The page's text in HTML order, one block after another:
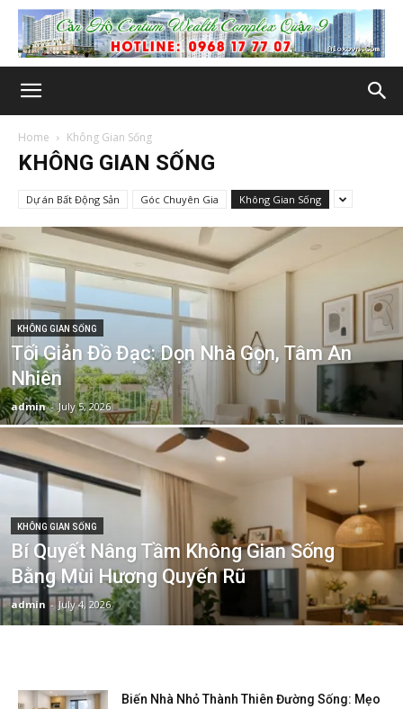
Home Không Gian Sống
KHÔNG GIAN SỐNG
Dự án Bất Động Sản Góc Chuyên Gia Không Gian Sống
KHÔNG GIAN SỐNG
Tối Giản Đồ Đạc: Dọn Nhà Gọn, Tâm An
Nhiên
admin - July 5, 2026
KHÔNG GIAN SỐNG
Bí Quyết Nâng Tầm Không Gian Sống
Bằng Mùi Hương Quyến Rũ
admin - July 4, 2026
Biến Nhà Nhỏ Thành Thiên Đường Sống: Mẹo